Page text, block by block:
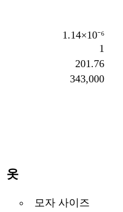
1.14×10⁻⁶
1
201.76
343,000
옷
모자 사이즈